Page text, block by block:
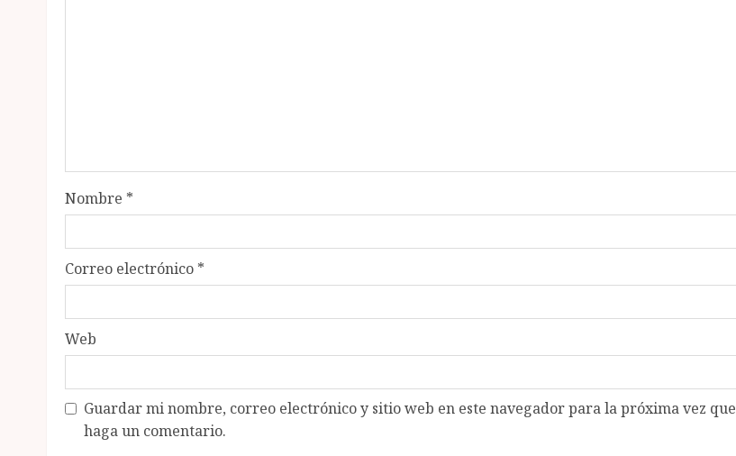
Nombre *
Correo electrónico *
Web
Guardar mi nombre, correo electrónico y sitio web en este navegador para la próxima vez que
haga un comentario.